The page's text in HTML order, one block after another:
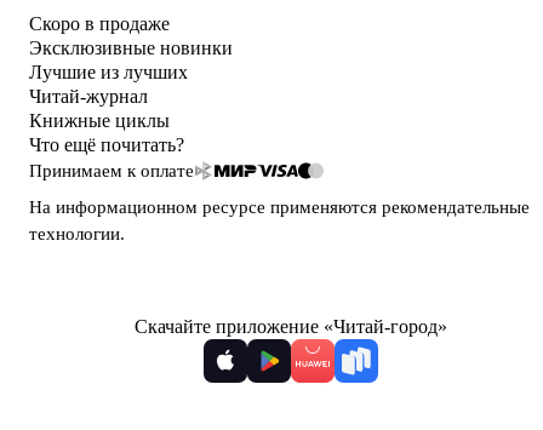
Скоро в продаже
Эксклюзивные новинки
Лучшие из лучших
Читай-журнал
Книжные циклы
Что ещё почитать?
Принимаем к оплате
На информационном ресурсе применяются рекомендательные
технологии.
Скачайте приложение «Читай-город»